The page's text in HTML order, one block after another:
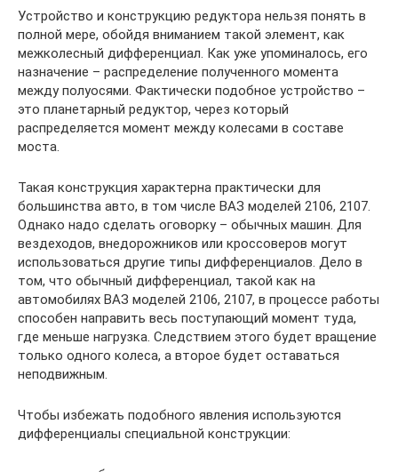
Устройство и конструкцию редуктора нельзя понять в
полной мере, обойдя вниманием такой элемент, как
межколесный дифференциал. Как уже упоминалось, его
назначение – распределение полученного момента
между полуосями. Фактически подобное устройство –
это планетарный редуктор, через который
распределяется момент между колесами в составе
моста.
Такая конструкция характерна практически для
большинства авто, в том числе ВАЗ моделей 2106, 2107.
Однако надо сделать оговорку – обычных машин. Для
вездеходов, внедорожников или кроссоверов могут
использоваться другие типы дифференциалов. Дело в
том, что обычный дифференциал, такой как на
автомобилях ВАЗ моделей 2106, 2107, в процессе работы
способен направить весь поступающий момент туда,
где меньше нагрузка. Следствием этого будет вращение
только одного колеса, а второе будет оставаться
неподвижным.
Чтобы избежать подобного явления используются
дифференциалы специальной конструкции: